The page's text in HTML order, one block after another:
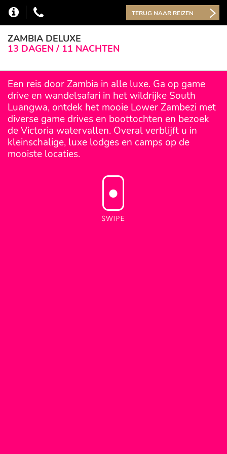
TERUG NAAR REIZEN
ZAMBIA DELUXE
13 DAGEN / 11 NACHTEN
Een reis door Zambia in alle luxe. Ga op game
drive en wandelsafari in het wildrijke South
Luangwa, ontdek het mooie Lower Zambezi met
diverse game drives en boottochten en bezoek
de Victoria watervallen. Overal verblijft u in
kleinschalige, luxe lodges en camps op de
mooiste locaties.